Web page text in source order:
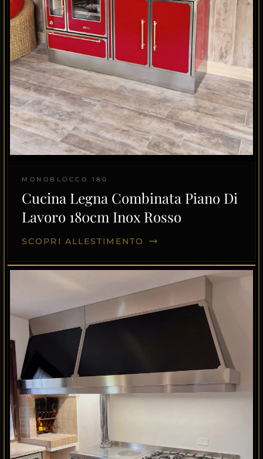
MONOBLOCCO 180
Cucina Legna Combinata Piano Di
Lavoro 180cm Inox Rosso
SCOPRI ALLESTIMENTO